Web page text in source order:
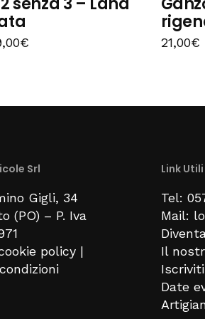
€ 21,00€
Srl
Gigli, 34
(PO) – P. Iva
policy |
Link Utili
Tel:
Mail:
Il
Date